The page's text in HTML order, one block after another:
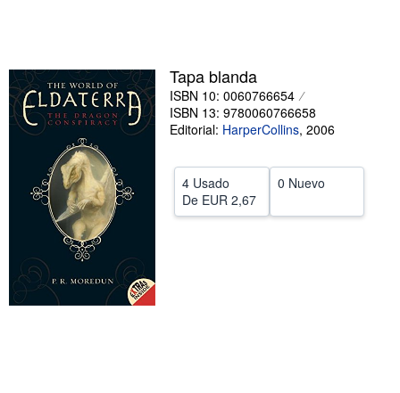
Vendedores
Comenzar a vender
Ayuda
Tapa blanda
ISBN 10: 0060766654
ISBN 13: 9780060766658
Editorial: HarperCollins, 2006
4 Usado
De EUR 2,67
0 Nuevo